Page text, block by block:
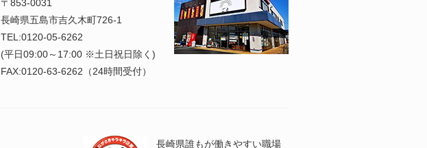
〒853-0031
長崎県五島市吉久木町726-1
TEL:0120-05-6262
(平日09:00～17:00 ※土日祝日除く)
FAX:0120-63-6262（24時間受付）
長崎県誰もが働きやすい職場